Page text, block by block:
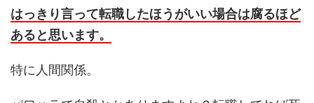
はっきり言って転職したほうがいい場合は腐るほど
あると思います。
特に人間関係。